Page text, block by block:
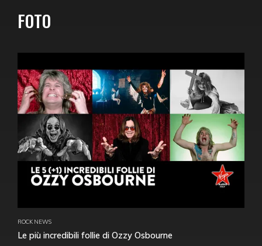
FOTO
ROCK NEWS
Le più incredibili follie di Ozzy Osbourne